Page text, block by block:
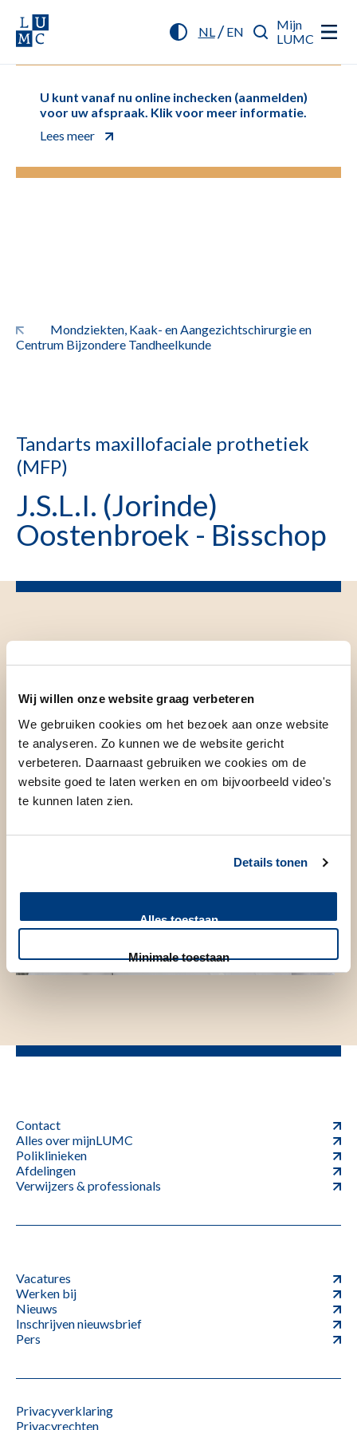
Wij willen onze website graag verbeteren
We gebruiken cookies om het bezoek aan onze website
te analyseren. Zo kunnen we de website gericht
verbeteren. Daarnaast gebruiken we cookies om de
website goed te laten werken en om bijvoorbeeld video's
te kunnen laten zien.
Details tonen
Alles toestaan
Minimale toestaan
NL/ EN
Mijn
LUMC
U kunt vanaf nu online inchecken (aanmelden)
voor uw afspraak. Klik voor meer informatie.
Lees meer
Mondziekten, Kaak- en Aangezichtschirurgie en
Centrum Bijzondere Tandheelkunde
Tandarts maxillofaciale prothetiek
(MFP)
J.S.L.I. (Jorinde)
Oostenbroek - Bisschop
Contact
Alles over mijnLUMC
Poliklinieken
Afdelingen
Verwijzers & professionals
Vacatures
Werken bij
Nieuws
Inschrijven nieuwsbrief
Pers
Privacyverklaring
Privacyrechten